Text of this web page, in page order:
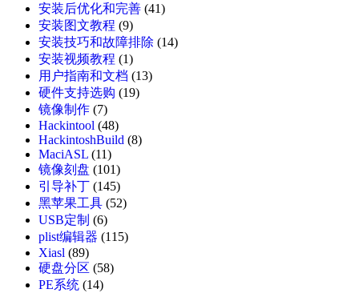
安装后优化和完善 (41)
安装图文教程 (9)
安装技巧和故障排除 (14)
安装视频教程 (1)
用户指南和文档 (13)
硬件支持选购 (19)
镜像制作 (7)
Hackintool (48)
HackintoshBuild (8)
MaciASL (11)
镜像刻盘 (101)
引导补丁 (145)
黑苹果工具 (52)
USB定制 (6)
plist编辑器 (115)
Xiasl (89)
硬盘分区 (58)
PE系统 (14)